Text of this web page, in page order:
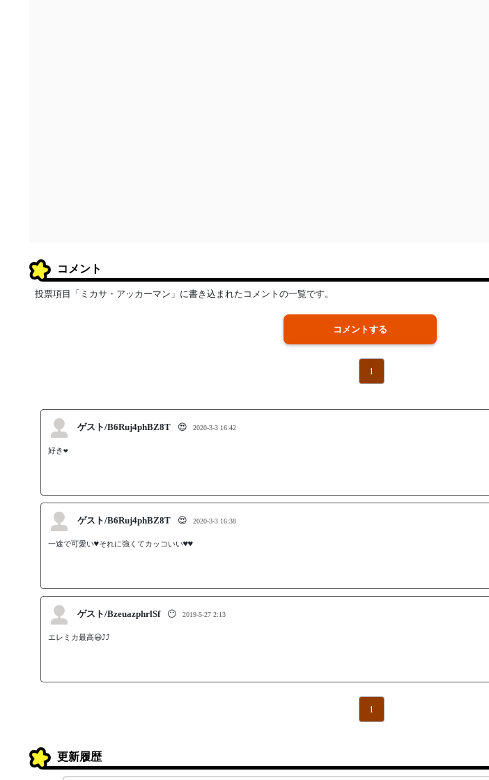
コメント
投票項目「ミカサ・アッカーマン」に書き込まれたコメントの一覧です。
コメントする
1
ゲスト/B6Ruj4phBZ8T 😍 2020-3-3 16:42
好き❤️
ゲスト/B6Ruj4phBZ8T 😍 2020-3-3 16:38
一途で可愛い♥それに強くてカッコいい♥♥
ゲスト/BzeuazphrlSf 😶 2019-5-27 2:13
エレミカ最高😃⤴⤴
1
更新履歴